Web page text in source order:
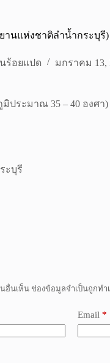
านแห่งชาติลำน้ำกระบุรี)
ร้อยแปด มกราคม 13,
ระมาณ 35 – 40 องศา
ะบุรี
อื่นเห็น ช่องข้อมูลจำเป็นถูกทำ
Email *